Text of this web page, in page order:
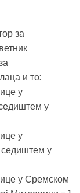
за
и то:
у
у
у
у
у Сремском